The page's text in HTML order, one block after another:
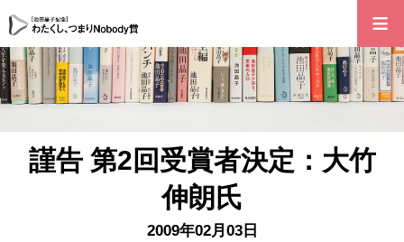
≡
謹告 第2回受賞者決定：大竹
伸朗氏
2009年02月03日